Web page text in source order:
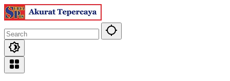
Skip
to